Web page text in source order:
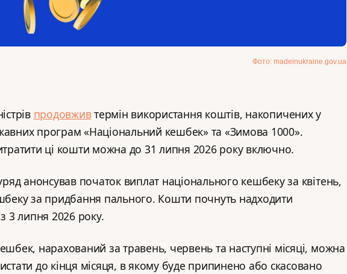
Фото: madeinukraine.gov.ua
продовживтермін використання коштів, накопичених у
програм «Національний кешбек» та «Зимова 1000».
ці кошти можна до 31 липня 2026 року включно.
анонсував початок виплат національного кешбеку за квітень,
за придбання пального. Кошти почнуть надходити
3 липня 2026 року.
нарахований за травень, червень та наступні місяці, можна
до кінця місяця, в якому буде припинено або скасовано